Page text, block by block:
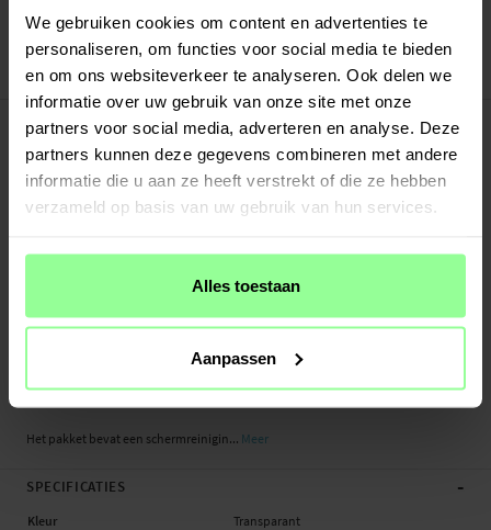
We gebruiken cookies om content en advertenties te
personaliseren, om functies voor social media te bieden
en om ons websiteverkeer te analyseren. Ook delen we
informatie over uw gebruik van onze site met onze
partners voor social media, adverteren en analyse. Deze
partners kunnen deze gegevens combineren met andere
informatie die u aan ze heeft verstrekt of die ze hebben
verzameld op basis van uw gebruik van hun services.
Alles toestaan
Aanpassen
Art number:24187
PRODUCTBESCHRIJVING
Screenprotector van tempered glas voor Huawei P30. Deze screenprotector is
bestand tegen meer stoten dan traditionele plastic screenprotectorfolies en
scherm.
Gemaakt van echt glas met zeer hoge helderheid. Het glas is slechts 0,3 mm dun
- bijna onmerkbaar als het over het scherm van de telefoon wordt geplaatst.
- Echt gehard glas met een hardheid van 9H
- Afgeronde randen (2,5 D arc edge)
Het pakket bevat een schermreinigin... Meer
SPECIFICATIES -
Kleur Transparant